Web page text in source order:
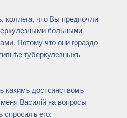
что Вы предпочли
больными
Потому что они гораздо
туберкулезныхъ
какимъ достоинствомъ
Василій на вопросы
спросилъ его: